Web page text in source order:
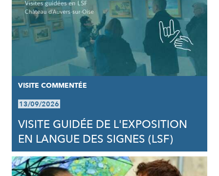
VISITE COMMENTÉE
13/09/2026
VISITE GUIDÉE DE L'EXPOSITION
EN LANGUE DES SIGNES (LSF)